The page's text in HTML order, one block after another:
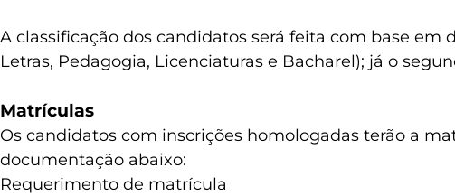
A classificação dos candidatos será feita com base em
Letras, Pedagogia, Licenciaturas e Bacharel); já o
Matrículas
Os candidatos com inscrições homologadas terão a
documentação abaixo:
Requerimento de matrícula